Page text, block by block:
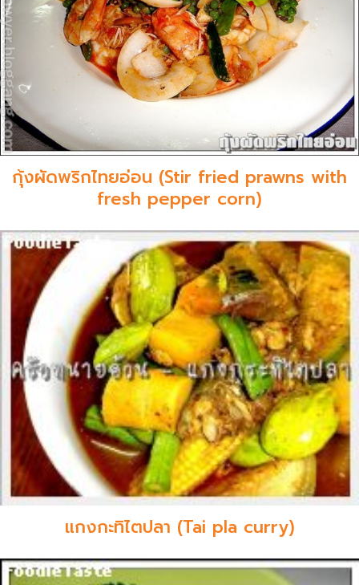
กุ้งผัดพริกไทยอ่อน (Stir fried prawns with
fresh pepper corn)
แกงกะทิไตปลา (Tai pla curry)